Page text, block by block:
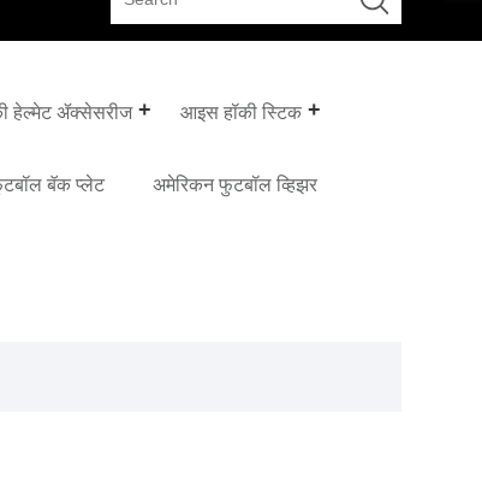
हेल्मेट ॲक्सेसरीज आइस हॉकी स्टिक
बॅक प्लेट अमेरिकन फुटबॉल व्हिझर